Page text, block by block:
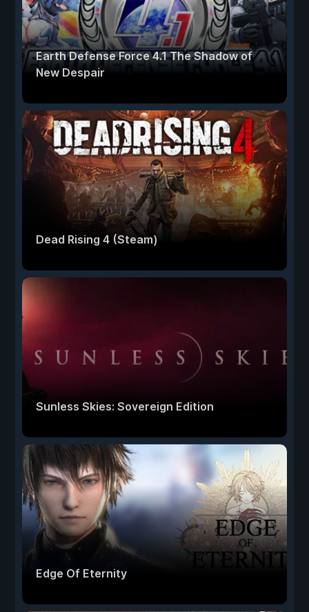
Earth Defense Force 4.1 The Shadow of
New Despair
Dead Rising 4 (Steam)
Sunless Skies: Sovereign Edition
Edge Of Eternity